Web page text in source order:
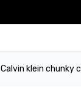
Calvin klein chunky